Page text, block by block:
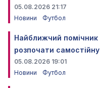
05.08.2026 21:17
Новини
Футбол
Найближчий
розпочати
05.08.2026 19:01
Новини
Футбол